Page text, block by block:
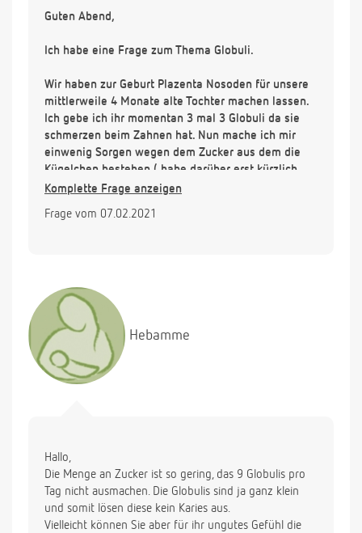
Guten Abend,
Ich habe eine Frage zum Thema Globuli.
Wir haben zur Geburt Plazenta Nosoden für unsere
mittlerweile 4 Monate alte Tochter machen lassen.
Ich gebe ich ihr momentan 3 mal 3 Globuli da sie
schmerzen beim Zahnen hat. Nun mache ich mir
einwenig Sorgen wegen dem Zucker aus dem die
Kügelchen bestehen ( habe darüber erst kürzlich
was negatives von einem Kinderarzt gelesen).
Kann das nun Karies verursachen oder anderweitig
Komplette Frage anzeigen
Frage vom 07.02.2021
Hebamme
Hallo,
Die Menge an Zucker ist so gering, das 9 Globulis pro
Tag nicht ausmachen. Die Globulis sind ja ganz klein
und somit lösen diese kein Karies aus.
Vielleicht können Sie aber für ihr ungutes Gefühl die